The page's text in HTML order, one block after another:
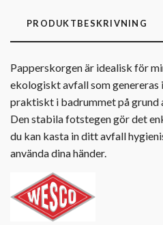
PRODUKTBESKRIVNING
Papperskorgen är idealisk för
ekologiskt avfall som genereras
praktiskt i badrummet på grund
Den stabila fotstegen gör det
du kan kasta in ditt avfall
använda dina händer.